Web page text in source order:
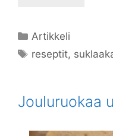
Kategoriat
Artikkeli
Avainsanat
reseptit,
Jouluruokaa